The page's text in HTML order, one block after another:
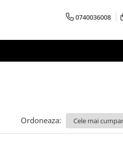
0740036008
Ordoneaza: